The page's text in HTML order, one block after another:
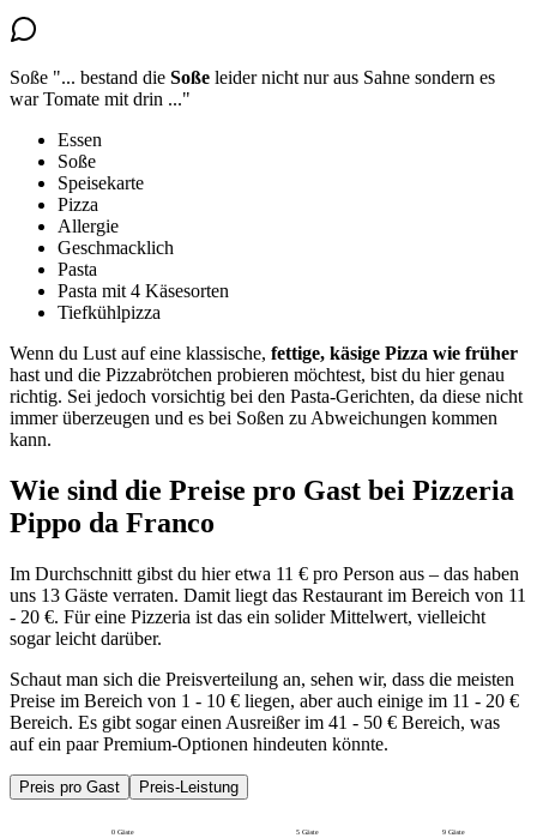
Soße "... bestand die Soße leider nicht nur aus Sahne sondern es
war Tomate mit drin ..."
Essen
Soße
Speisekarte
Pizza
Allergie
Geschmacklich
Pasta
Pasta mit 4 Käsesorten
Tiefkühlpizza
Wenn du Lust auf eine klassische, fettige, käsige Pizza wie früher
hast und die Pizzabrötchen probieren möchtest, bist du hier genau
richtig. Sei jedoch vorsichtig bei den Pasta-Gerichten, da diese nicht
immer überzeugen und es bei Soßen zu Abweichungen kommen
kann.
Wie sind die Preise pro Gast bei Pizzeria
Pippo da Franco
Im Durchschnitt gibst du hier etwa 11 € pro Person aus – das haben
uns 13 Gäste verraten. Damit liegt das Restaurant im Bereich von 11
- 20 €. Für eine Pizzeria ist das ein solider Mittelwert, vielleicht
sogar leicht darüber.
Schaut man sich die Preisverteilung an, sehen wir, dass die meisten
Preise im Bereich von 1 - 10 € liegen, aber auch einige im 11 - 20 €
Bereich. Es gibt sogar einen Ausreißer im 41 - 50 € Bereich, was
auf ein paar Premium-Optionen hindeuten könnte.
Preis pro Gast Preis-Leistung
0 Gäste 5 Gäste
9 Gäste